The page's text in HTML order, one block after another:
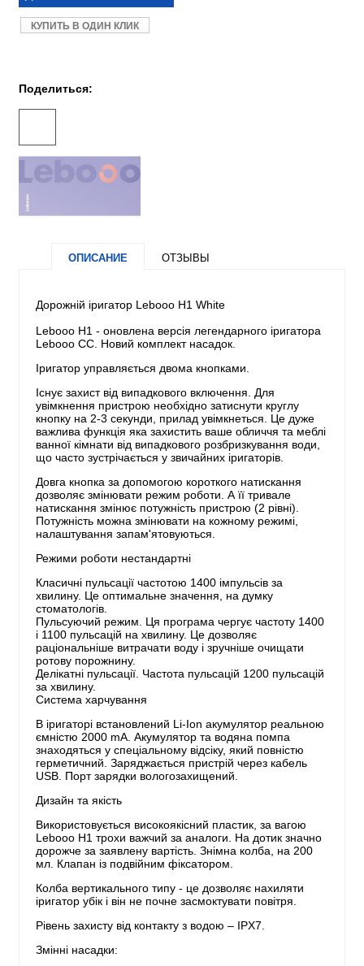
КУПИТЬ В ОДИН КЛИК
Поделиться:
ОПИСАНИЕ ОТЗЫВЫ
Дорожній іригатор Lebooo H1 White
Lebooo H1 - оновлена версія легендарного іригатора
Lebooo CC. Новий комплект насадок.
Іригатор управляється двома кнопками.
Існує захист від випадкового включення. Для
увімкнення пристрою необхідно затиснути круглу
кнопку на 2-3 секунди, прилад увімкнеться. Це дуже
важлива функція яка захистить ваше обличчя та меблі
ванної кімнати від випадкового розбризкування води,
що часто зустрічається у звичайних іригаторів.
Довга кнопка за допомогою короткого натискання
дозволяє змінювати режим роботи. А її тривале
натискання змінює потужність пристрою (2 рівні).
Потужність можна змінювати на кожному режимі,
налаштування запам'ятовуються.
Режими роботи нестандартні
Класичні пульсації частотою 1400 імпульсів за
хвилину. Це оптимальне значення, на думку
стоматологів.
Пульсуючий режим. Ця програма чергує частоту 1400
і 1100 пульсацій на хвилину. Це дозволяє
раціональніше витрачати воду і зручніше очищати
ротову порожнину.
Делікатні пульсації. Частота пульсацій 1200 пульсацій
за хвилину.
Система харчування
В іригаторі встановлений Li-Ion акумулятор реальною
ємністю 2000 mA. Акумулятор та водяна помпа
знаходяться у спеціальному відсіку, який повністю
герметичний. Заряджається пристрій через кабель
USB. Порт зарядки вологозахищений.
Дизайн та якість
Використовується високоякісний пластик, за вагою
Lebooo H1 трохи важчий за аналоги. На дотик значно
дорожче за заявлену вартість. Знімна колба, на 200
мл. Клапан із подвійним фіксатором.
Колба вертикального типу - це дозволяє нахиляти
іригатор убік і він не почне засмоктувати повітря.
Рівень захисту від контакту з водою – IPX7.
Змінні насадки: